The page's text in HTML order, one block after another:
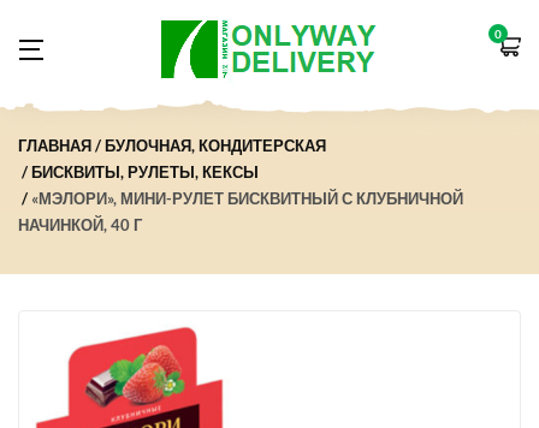
0
ГЛАВНАЯ
БУЛОЧНАЯ, КОНДИТЕРСКАЯ
БИСКВИТЫ, РУЛЕТЫ, КЕКСЫ
«МЭЛОРИ», МИНИ-РУЛЕТ БИСКВИТНЫЙ С КЛУБНИЧНОЙ
НАЧИНКОЙ, 40 Г